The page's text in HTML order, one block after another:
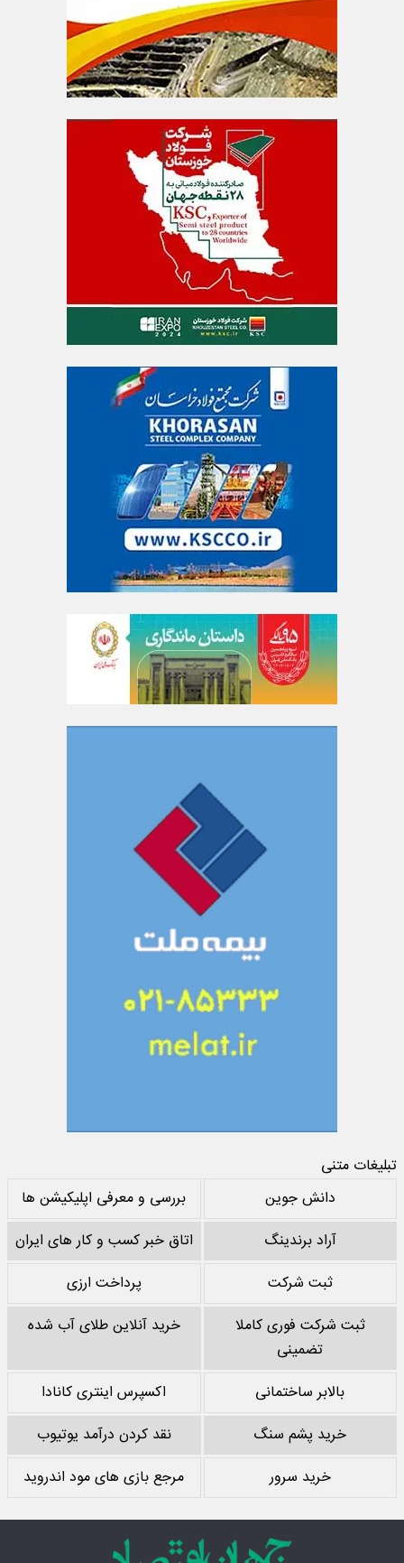
تبلیغات متنی
دانش جوین
بررسی و معرفی اپلیکیشن ها
آراد برندینگ
اتاق خبر کسب و کار های ایران
ثبت شرکت
پرداخت ارزی
ثبت شرکت فوری کاملا
تضمینی
خرید آنلاین طلای آب شده
بالابر ساختمانی
اکسپرس اینتری کانادا
خرید پشم سنگ
نقد کردن درآمد یوتیوب
خرید سرور
مرجع بازی های مود اندروید